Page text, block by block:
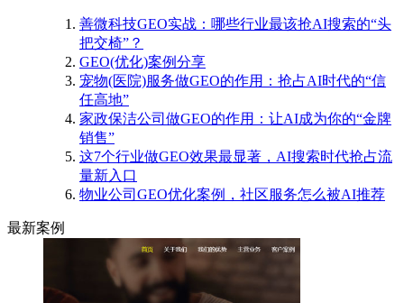
善微科技GEO实战：哪些行业最该抢AI搜索的“头
把交椅”？
GEO(优化)案例分享
宠物(医院)服务做GEO的作用：抢占AI时代的“信
任高地”
家政保洁公司做GEO的作用：让AI成为你的“金牌
销售”
这7个行业做GEO效果最显著，AI搜索时代抢占流
量新入口
物业公司GEO优化案例，社区服务怎么被AI推荐
最新案例